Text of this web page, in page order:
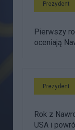
Prezydent
Pierwszy
oceniają
Prezydent
Rok z
USA i